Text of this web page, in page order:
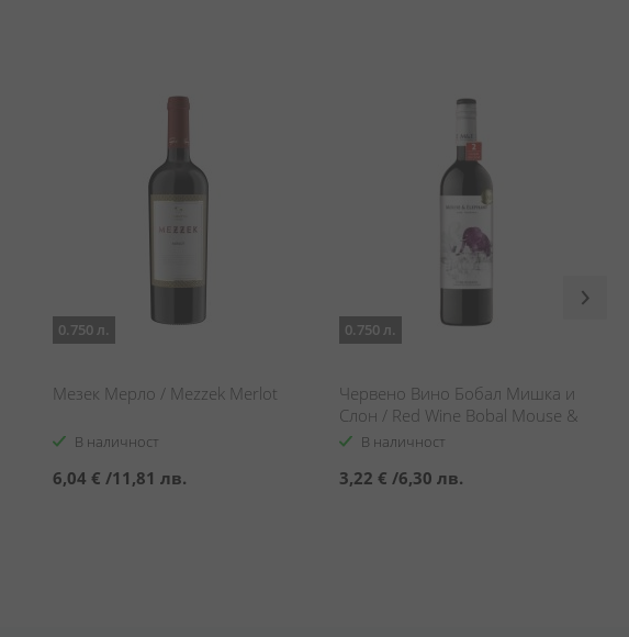
0.750 л.
Мезек Мерло / Mezzek Merlot
В наличност
6,04 € /11,81 лв.
0.750 л.
Червено Вино Бобал Мишка и
Слон / Red Wine Bobal Mouse &
Elephant
В наличност
3,22 € /6,30 лв.